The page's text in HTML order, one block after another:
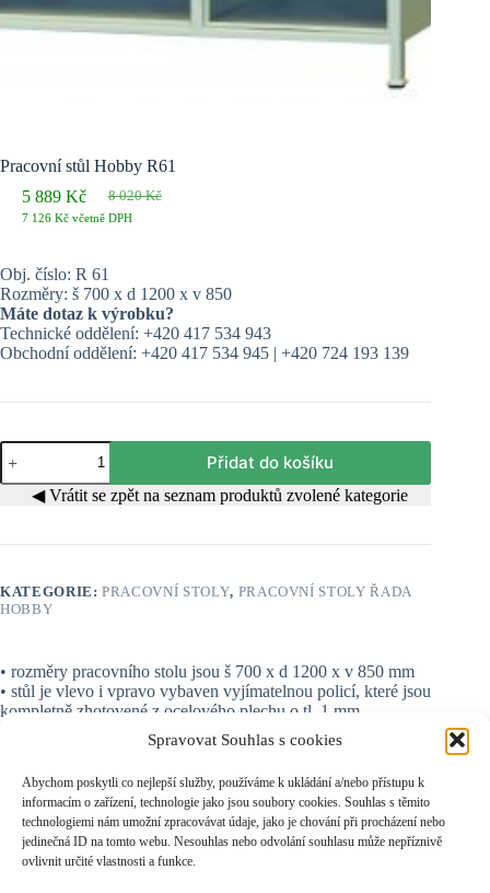
Spravovat Souhlas s cookies
Abychom poskytli co nejlepší služby, používáme k ukládání a/nebo přístupu k
informacím o zařízení, technologie jako jsou soubory cookies. Souhlas s těmito
technologiemi nám umožní zpracovávat údaje, jako je chování při procházení nebo
jedinečná ID na tomto webu. Nesouhlas nebo odvolání souhlasu může nepříznivě
ovlivnit určité vlastnosti a funkce.
Pracovní stůl Hobby R61
8 020Kč
Původní
cena
5 889 KčAktuální
cena
7 126 Kč včetně DPH
Obj. číslo: R 61
Rozměry: š 700 x d 1200 x v 850
Máte dotaz k výrobku?
Technické oddělení: +420 417 534 943
Obchodní oddělení: +420 417 534 945 | +420 724 193 139
Pracovní
stůl
Hobby
Přidat do košíku
◀ Vrátit se zpět na seznam produktů zvolené kategorie
KATEGORIE:PRACOVNÍ STOLY, PRACOVNÍ STOLY ŘADA
HOBBY
• rozměry pracovního stolu jsou š 700 x d 1200 x v 850 mm
• stůl je vlevo i vpravo vybaven vyjímatelnou policí, které jsou
kompletně zhotovené z ocelového plechu o tl. 1 mm
• nosnost jedné police je max. 50kg
• stůl má robustní a stabilní kovovou konstrukci svařenou z
• pracovní plochu tvoří odolná dřevěná deska – spárovka
(buk) o rozměru tl. 20 x š 700 x d 1200 mm
• stojiny jsou zakončeny ocelovými patkami a vybaveny
rektifikačními šrouby pro případné ustanovení stolu do roviny
• kvalitní povrchová úprava práškovými interiérovými